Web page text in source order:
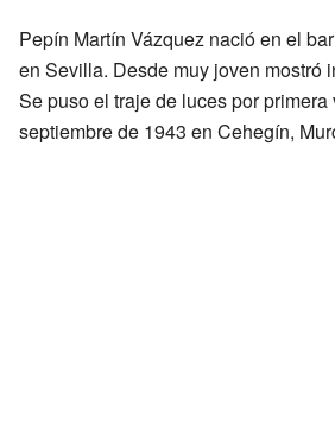
Pepín Martín Vázquez nació en el
en Sevilla. Desde muy joven mostró
Se puso el traje de luces por primera
septiembre de 1943 en Cehegín,